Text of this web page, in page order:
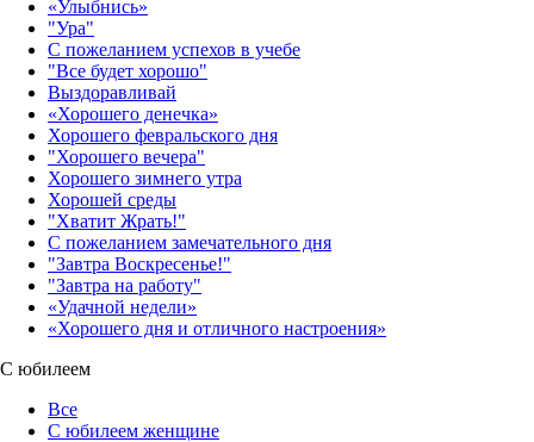
«Улыбнись»‎
"Ура"
С пожеланием успехов в учебе
"Все будет хорошо"
Выздоравливай
«‎Хорошего денечка»‎
Хорошего февральского дня
"Хорошего вечера"
Хорошего зимнего утра
Хорошей среды
"Хватит Жрать!"
С пожеланием замечательного дня
"Завтра Воскресенье!"
"Завтра на работу"
«Удачной недели»‎
«Хорошего дня и отличного настроения»‎
С юбилеем
Все
С юбилеем женщине